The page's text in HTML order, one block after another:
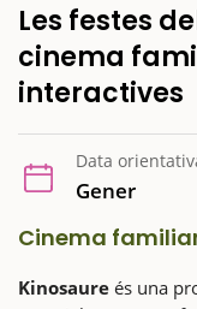
Les festes
cinema
interactives
Data
Gener
Cinema
Kinosaure és una